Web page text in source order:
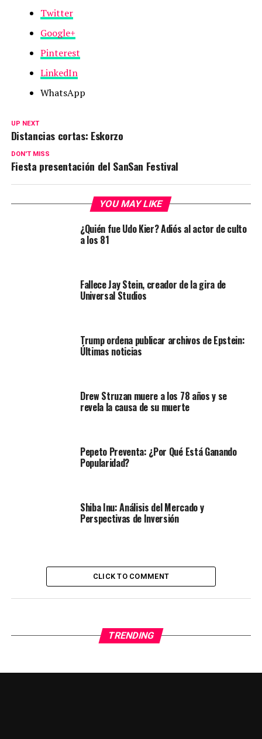
Twitter
Google+
Pinterest
LinkedIn
WhatsApp
UP NEXT
Distancias cortas: Eskorzo
DON'T MISS
Fiesta presentación del SanSan Festival
YOU MAY LIKE
¿Quién fue Udo Kier? Adiós al actor de culto
a los 81
Fallece Jay Stein, creador de la gira de
Universal Studios
Trump ordena publicar archivos de Epstein:
Últimas noticias
Drew Struzan muere a los 78 años y se
revela la causa de su muerte
Pepeto Preventa: ¿Por Qué Está Ganando
Popularidad?
Shiba Inu: Análisis del Mercado y
Perspectivas de Inversión
CLICK TO COMMENT
TRENDING